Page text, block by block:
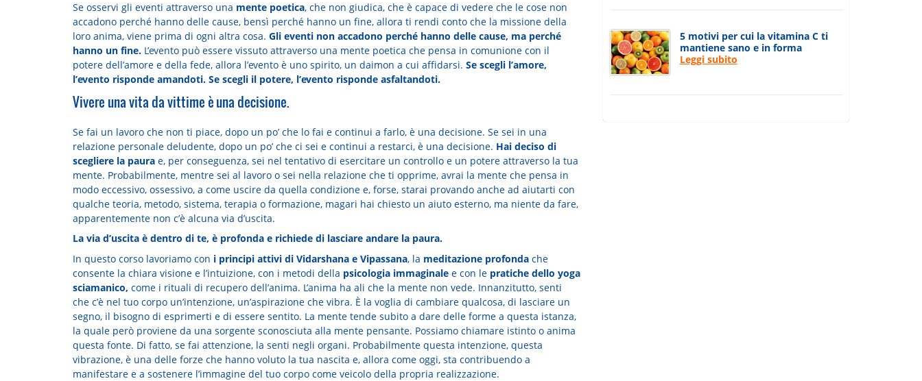
Se osservi gli eventi attraverso una mente poetica, che non giudica, che è capace di vedere che le cose non
accadono perché hanno delle cause, bensì perché hanno un fine, allora ti rendi conto che la missione della
loro anima, viene prima di ogni altra cosa. Gli eventi non accadono perché hanno delle cause, ma perché
hanno un fine.L’evento può essere vissuto attraverso una mente poetica che pensa in comunione con il
potere dell’amore e della fede, allora l’evento è uno spirito, un daimon a cui affidarsi. Se scegli l’amore,
l’evento risponde amandoti. Se scegli il potere, l’evento risponde asfaltandoti.
Vivere una vita da vittime è una decisione.
Se fai un lavoro che non ti piace, dopo un po’ che lo fai e continui a farlo, è una decisione. Se sei in una
relazione personale deludente, dopo un po’ che ci sei e continui a restarci, è una decisione. Hai deciso di
scegliere la paurae, per conseguenza, sei nel tentativo di esercitare un controllo e un potere attraverso la tua
mente. Probabilmente, mentre sei al lavoro o sei nella relazione che ti opprime, avrai la mente che pensa in
modo eccessivo, ossessivo, a come uscire da quella condizione e, forse, starai provando anche ad aiutarti con
qualche teoria, metodo, sistema, terapia o formazione, magari hai chiesto un aiuto esterno, ma niente da fare,
apparentemente non c’è alcuna via d’uscita.
La via d’uscita è dentro di te, è profonda e richiede di lasciare andare la paura.
In questo corso lavoriamo con i principi attivi di Vidarshana e Vipassana, la meditazione profondache
consente la chiara visione e l’intuizione, con i metodi della psicologia immaginalee con le pratiche dello yoga
sciamanico, come i rituali di recupero dell’anima. L’anima ha ali che la mente non vede. Innanzitutto, senti
che c’è nel tuo corpo un’intenzione, un’aspirazione che vibra. È la voglia di cambiare qualcosa, di lasciare un
segno, il bisogno di esprimerti e di essere sentito. La mente tende subito a dare delle forme a questa istanza,
la quale però proviene da una sorgente sconosciuta alla mente pensante. Possiamo chiamare istinto o anima
questa fonte. Di fatto, se fai attenzione, la senti negli organi. Probabilmente questa intenzione, questa
vibrazione, è una delle forze che hanno voluto la tua nascita e, allora come oggi, sta contribuendo a
manifestare e a sostenere l’immagine del tuo corpo come veicolo della propria realizzazione.
5 motivi per cui la vitamina C ti
mantiene sano e in forma
Leggi subito